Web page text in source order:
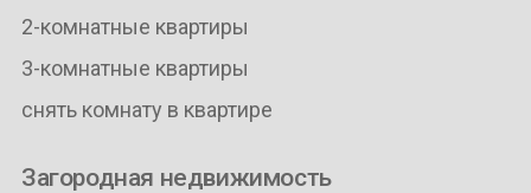
2-комнатные квартиры
3-комнатные квартиры
снять комнату в квартире
Загородная недвижимость